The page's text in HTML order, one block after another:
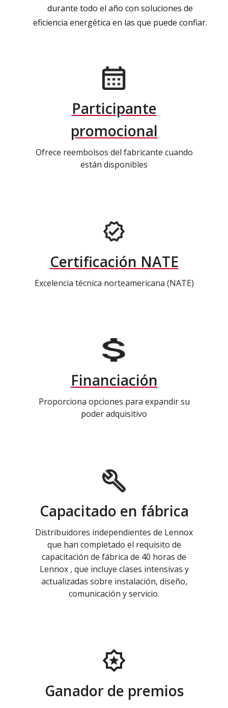
durante todo el año con soluciones de
eficiencia energética en las que puede confiar.
Participante
promocional
Ofrece reembolsos del fabricante cuando
están disponibles
Certificación NATE
Excelencia técnica norteamericana (NATE)
Financiación
Proporciona opciones para expandir su
poder adquisitivo
Capacitado en fábrica
Distribuidores independientes de Lennox
que han completado el requisito de
capacitación de fábrica de 40 horas de
Lennox , que incluye clases intensivas y
actualizadas sobre instalación, diseño,
comunicación y servicio.
Ganador de premios